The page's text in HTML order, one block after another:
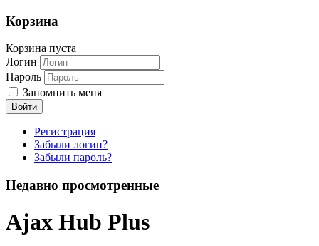
Корзина
Корзина пуста
Логин
Пароль
Запомнить меня
Регистрация
Забыли логин?
Забыли пароль?
Недавно просмотренные
Ajax Hub Plus